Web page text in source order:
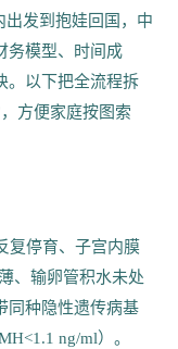
出发到抱娃回国，中
务模型、时间成
。以下把全流程拆
方便家庭按图索
复停育、子宫内膜
、输卵管积水未处
同种隐性遗传病基
ng/ml）。